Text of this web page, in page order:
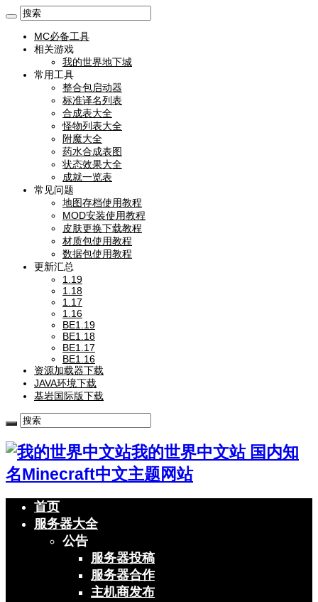
MC必备工具
相关游戏
我的世界地下城
常用工具
整合包启动器
标准译名列表
合成表大全
怪物列表大全
附魔大全
药水合成表图
状态效果大全
成就一览表
常见问题
地图存档使用教程
MOD安装使用教程
皮肤更换下载教程
材质包使用教程
数据包使用教程
更新汇总
1.19
1.18
1.17
1.16
BE1.19
BE1.18
BE1.17
BE1.16
资源加载器下载
JAVA环境下载
基岩国际版下载
我的世界中文站 国内知
名Minecraft中文主题网站
首页
服务器大全
公告
服务器投稿
服务器合作
主机商发布